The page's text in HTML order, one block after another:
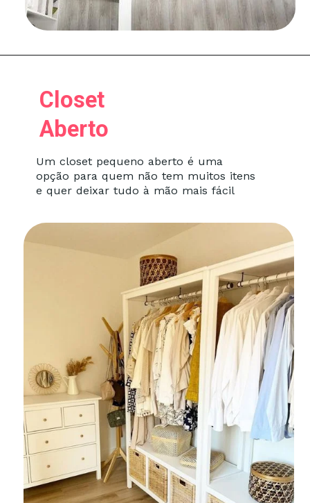
Um closet pequeno aberto é uma
opção para quem não tem muitos itens
e quer deixar tudo à mão mais fácil
Closet
Aberto